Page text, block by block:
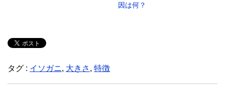
因は何？
タグ : イソガニ, 大きさ , 特徴